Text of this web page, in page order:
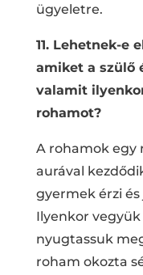
ügyeletre.
11. Lehetnek-e
amiket a szülő
valamit
rohamot?
A rohamok egy
aurával
gyermek érzi és
Ilyenkor
nyugtassuk
roham okozta